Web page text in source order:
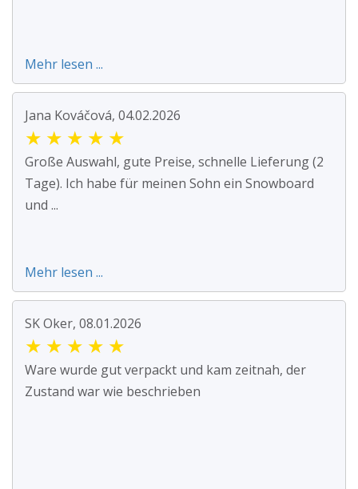
Mehr lesen ...
Jana Kováčová, 04.02.2026
★ ★ ★ ★ ★
Große Auswahl, gute Preise, schnelle Lieferung (2
Tage). Ich habe für meinen Sohn ein Snowboard
und ...
Mehr lesen ...
SK Oker, 08.01.2026
★ ★ ★ ★ ★
Ware wurde gut verpackt und kam zeitnah, der
Zustand war wie beschrieben